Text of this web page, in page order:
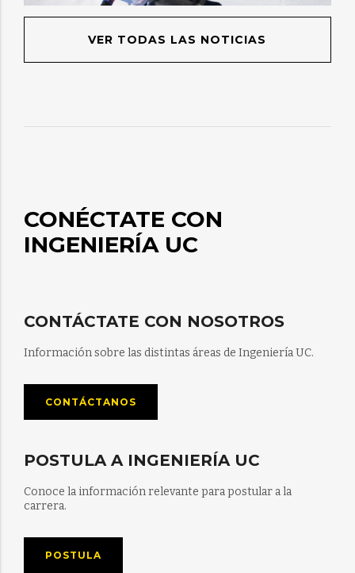
VER TODAS LAS NOTICIAS
CONÉCTATE CON
INGENIERÍA UC
CONTÁCTATE CON NOSOTROS
Información sobre las distintas áreas de Ingeniería UC.
CONTÁCTANOS
POSTULA A INGENIERÍA UC
Conoce la información relevante para postular a la
carrera.
POSTULA